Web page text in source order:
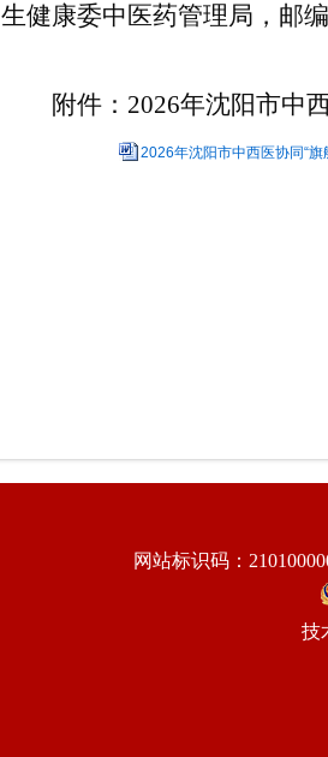
生健康委中医药管理局，邮编
附件：2026年沈阳市中
2026年沈阳市中西医协同“旗
沈阳市
网站标识码：
技